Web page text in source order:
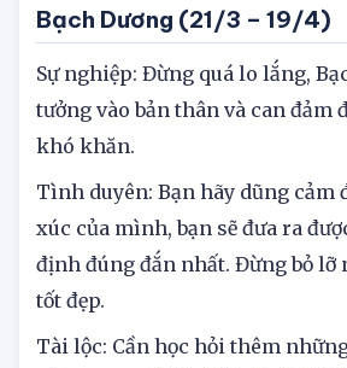
Bạch Dương (21/3 – 19/4)
Sự nghiệp: Đừng quá lo lắng,
tưởng vào bản thân và can đảm
khó khăn.
Tình duyên: Bạn hãy dũng cảm
xúc của mình, bạn sẽ đưa ra
định đúng đắn nhất. Đừng bỏ lỡ
tốt đẹp.
Tài lộc: Cần học hỏi thêm